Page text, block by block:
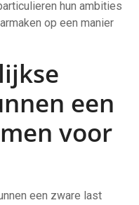
hun ambities
op een manier
een
voor
een zware last